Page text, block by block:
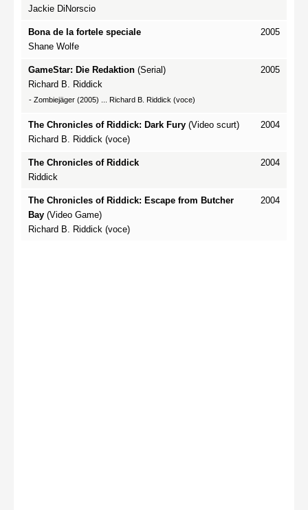
Jackie DiNorscio
2005
Bona de la fortele speciale
Shane Wolfe
2005
GameStar: Die Redaktion (Serial)
Richard B. Riddick
- Zombiejäger (2005) ... Richard B. Riddick (voce)
2004
The Chronicles of Riddick: Dark Fury (Video scurt)
Richard B. Riddick (voce)
2004
The Chronicles of Riddick
Riddick
2004
The Chronicles of Riddick: Escape from Butcher
Bay (Video Game)
Richard B. Riddick (voce)